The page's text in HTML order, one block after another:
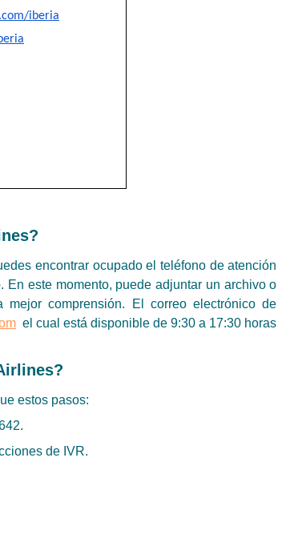
iberia
encontrar ocupado el teléfono de atención
este momento, puede adjuntar un archivo o
comprensión. El correo electrónico de
el cual está disponible de 9:30 a 17:30 horas
estos pasos:
de IVR.